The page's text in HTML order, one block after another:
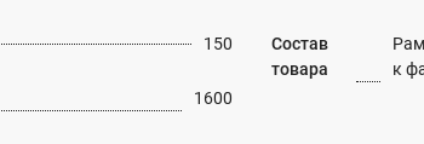
150
1600
Состав
товара
к